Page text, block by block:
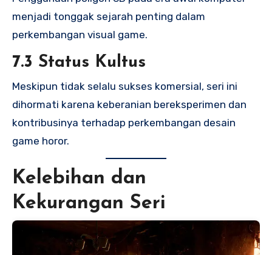
menjadi tonggak sejarah penting dalam
perkembangan visual game.
7.3 Status Kultus
Meskipun tidak selalu sukses komersial, seri ini
dihormati karena keberanian bereksperimen dan
kontribusinya terhadap perkembangan desain
game horor.
Kelebihan dan
Kekurangan Seri